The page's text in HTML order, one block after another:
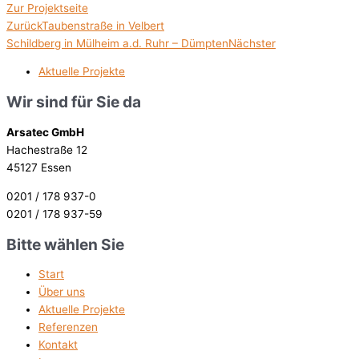
Zur Projektseite
ZurückTaubenstraße in Velbert
Schildberg in Mülheim a.d. Ruhr – DümptenNächster
Aktuelle Projekte
Wir sind für Sie da
Arsatec GmbH
Hachestraße 12
45127 Essen
0201 / 178 937-0
0201 / 178 937-59
Bitte wählen Sie
Start
Über uns
Aktuelle Projekte
Referenzen
Kontakt